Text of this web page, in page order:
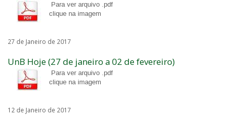
Para ver arquivo .pdf
clique na imagem
27 de Janeiro de 2017
UnB Hoje (27 de janeiro a 02 de fevereiro)
Para ver arquivo .pdf
clique na imagem
12 de Janeiro de 2017